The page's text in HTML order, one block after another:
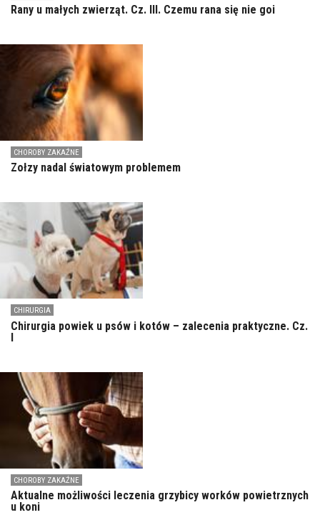
Rany u małych zwierząt. Cz. III. Czemu rana się nie goi
CHOROBY ZAKAŹNE
Zołzy nadal światowym problemem
CHIRURGIA
Chirurgia powiek u psów i kotów – zalecenia praktyczne. Cz.
I
CHOROBY ZAKAŹNE
Aktualne możliwości leczenia grzybicy worków powietrznych
u koni